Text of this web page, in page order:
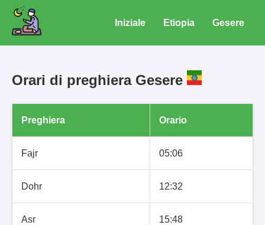
Iniziale Etiopia Gesere
Orari di preghiera Gesere
Preghiera Orario
Fajr 05:06
Dohr 12:32
Asr 15:48